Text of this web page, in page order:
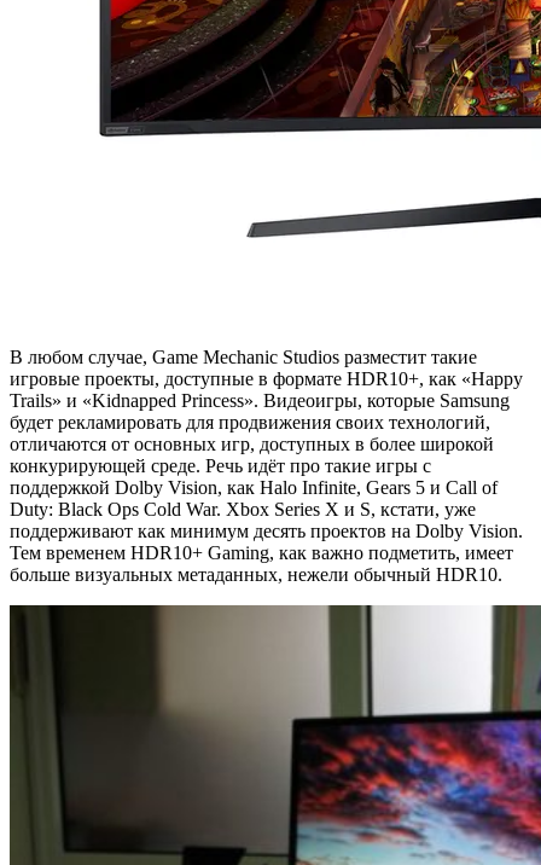
В любом случае, Game Mechanic Studios разместит такие
игровые проекты, доступные в формате HDR10+, как «Happy
Trails» и «Kidnapped Princess». Видеоигры, которые Samsung
будет рекламировать для продвижения своих технологий,
отличаются от основных игр, доступных в более широкой
конкурирующей среде. Речь идёт про такие игры с
поддержкой Dolby Vision, как Halo Infinite, Gears 5 и Call of
Duty: Black Ops Cold War. Xbox Series X и S, кстати, уже
поддерживают как минимум десять проектов на Dolby Vision.
Тем временем HDR10+ Gaming, как важно подметить, имеет
больше визуальных метаданных, нежели обычный HDR10.